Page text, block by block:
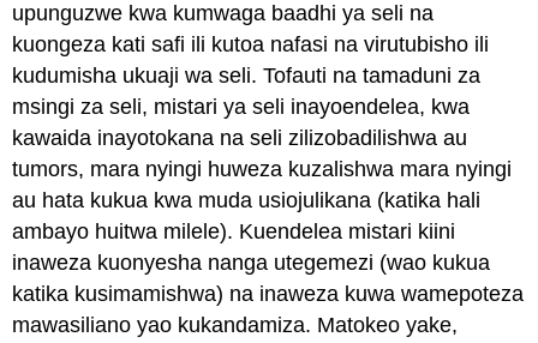
upunguzwe kwa kumwaga baadhi ya seli na
kuongeza kati safi ili kutoa nafasi na virutubisho ili
kudumisha ukuaji wa seli. Tofauti na tamaduni za
msingi za seli, mistari ya seli inayoendelea, kwa
kawaida inayotokana na seli zilizobadilishwa au
tumors, mara nyingi huweza kuzalishwa mara nyingi
au hata kukua kwa muda usiojulikana (katika hali
ambayo huitwa milele). Kuendelea mistari kiini
inaweza kuonyesha nanga utegemezi (wao kukua
katika kusimamishwa) na inaweza kuwa wamepoteza
mawasiliano yao kukandamiza. Matokeo yake,